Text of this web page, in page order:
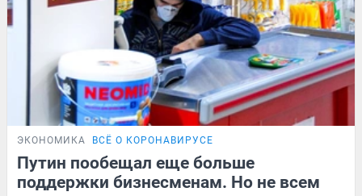
ЭКОНОМИКА ВСЁ О КОРОНАВИРУСЕ
Путин пообещал еще больше
поддержки бизнесменам. Но не всем